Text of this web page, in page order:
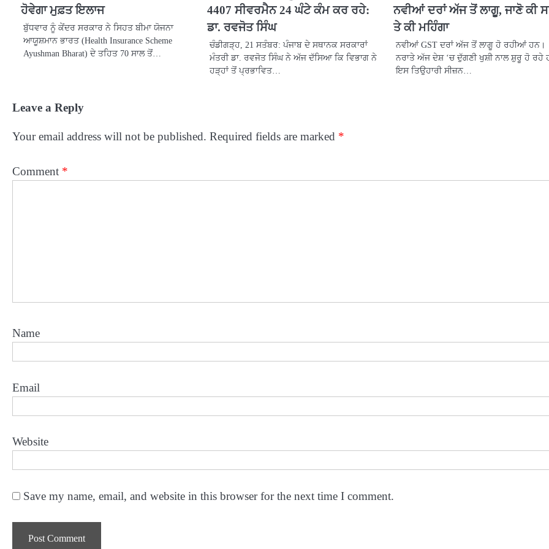
ਹੋਵੇਗਾ ਮੁਫ਼ਤ ਇਲਾਜ
ਬੁੱਧਵਾਰ ਨੂੰ ਕੇਂਦਰ ਸਰਕਾਰ ਨੇ ਸਿਹਤ ਬੀਮਾ ਯੋਜਨਾ
ਆਯੂਸ਼ਮਾਨ ਭਾਰਤ (Health Insurance Scheme
Ayushman Bharat) ਦੇ ਤਹਿਤ 70 ਸਾਲ ਤੋਂ…
4407 ਸੀਵਰਮੈਨ 24 ਘੰਟੇ ਕੰਮ ਕਰ ਰਹੇ:
ਡਾ. ਰਵਜੋਤ ਸਿੰਘ
ਚੰਡੀਗੜ੍ਹ, 21 ਸਤੰਬਰ: ਪੰਜਾਬ ਦੇ ਸਥਾਨਕ ਸਰਕਾਰਾਂ
ਮੰਤਰੀ ਡਾ. ਰਵਜੋਤ ਸਿੰਘ ਨੇ ਅੱਜ ਦੱਸਿਆ ਕਿ ਵਿਭਾਗ ਨੇ
ਹੜ੍ਹਾਂ ਤੋਂ ਪ੍ਰਭਾਵਿਤ…
ਨਵੀਆਂ ਦਰਾਂ ਅੱਜ ਤੋਂ ਲਾਗੂ, ਜਾਣੋ ਕੀ
ਤੇ ਕੀ ਮਹਿੰਗਾ
ਨਵੀਆਂ GST ਦਰਾਂ ਅੱਜ ਤੋਂ ਲਾਗੂ ਹੋ ਰਹੀਆਂ ਹਨ।
ਨਰਾਤੇ ਅੱਜ ਦੇਸ਼ ‘ਚ ਦੁੱਗਣੀ ਖੁਸ਼ੀ ਨਾਲ ਸ਼ੁਰੂ ਹੋ ਰਹੇ
ਇਸ ਤਿਉਹਾਰੀ ਸੀਜ਼ਨ…
Leave a Reply
Your email address will not be published. Required fields are marked *
Comment *
Name
Email
Website
Save my name, email, and website in this browser for the next time I comment.